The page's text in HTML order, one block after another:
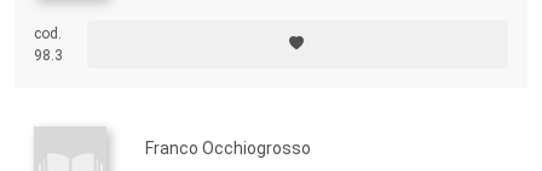
cod.
98.3
Franco Occhiogrosso